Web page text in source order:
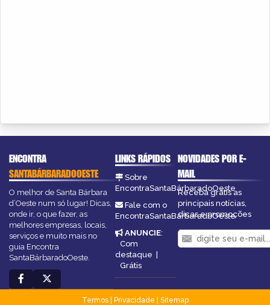
ENCONTRA
SANTABÁRBARADOOESTE
O melhor de Santa Bárbara
d’Oeste num só lugar! Dicas,
onde ir, o que fazer, as
melhores empresas, locais,
serviços e muito mais no
guia Encontra
SantaBárbaradoOeste.
LINKS RÁPIDOS
Sobre
EncontraSantaBárbaradoOeste
Fale com o
EncontraSantaBárbaradoOeste
ANUNCIE:
Com
destaque |
Grátis
NOVIDADES POR E-
MAIL
Receba grátis as
principais notícias,
dicas e promoções
Termos| Privacidade
Sitemap